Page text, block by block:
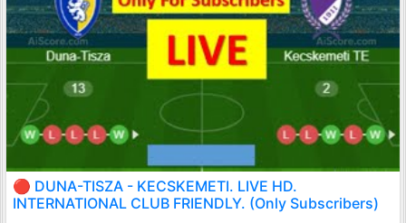
🔴 DUNA-TISZA - KECSKEMETI. LIVE HD.
INTERNATIONAL CLUB FRIENDLY. (Only Subscribers)